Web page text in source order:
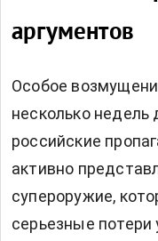
аргументов
Особое
несколько недель
российские
активно
супероружие,
серьезные